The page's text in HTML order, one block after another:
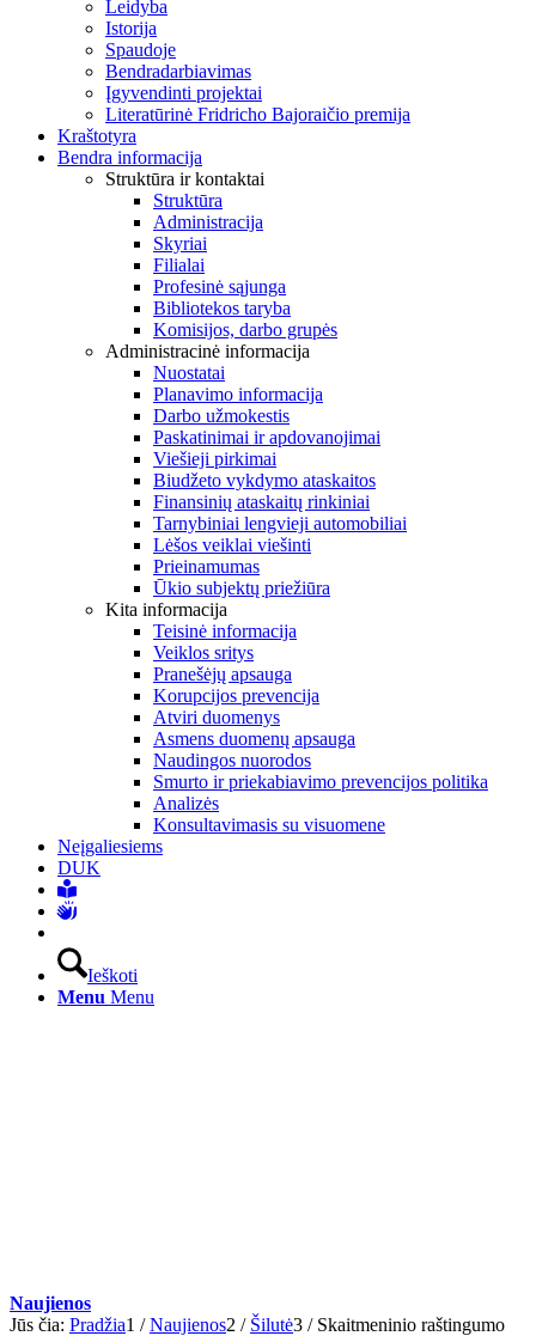
Leidyba
Istorija
Spaudoje
Bendradarbiavimas
Įgyvendinti projektai
Literatūrinė Fridricho Bajoraičio premija
Kraštotyra
Bendra informacija
Struktūra ir kontaktai
Struktūra
Administracija
Skyriai
Filialai
Profesinė sąjunga
Bibliotekos taryba
Komisijos, darbo grupės
Administracinė informacija
Nuostatai
Planavimo informacija
Darbo užmokestis
Paskatinimai ir apdovanojimai
Viešieji pirkimai
Biudžeto vykdymo ataskaitos
Finansinių ataskaitų rinkiniai
Tarnybiniai lengvieji automobiliai
Lėšos veiklai viešinti
Prieinamumas
Ūkio subjektų priežiūra
Kita informacija
Teisinė informacija
Veiklos sritys
Pranešėjų apsauga
Korupcijos prevencija
Atviri duomenys
Asmens duomenų apsauga
Naudingos nuorodos
Smurto ir priekabiavimo prevencijos politika
Analizės
Konsultavimasis su visuomene
Neįgaliesiems
DUK
Ieškoti
Menu Menu
Naujienos
Jūs čia: Pradžia1 / Naujienos2 / Šilutė3 / Skaitmeninio raštingumo